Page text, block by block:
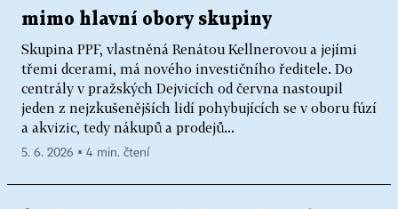
mimo hlavní obory skupiny
Skupina PPF, vlastněná Renátou Kellnerovou a jejími
třemi dcerami, má nového investičního ředitele. Do
centrály v pražských Dejvicích od června nastoupil
jeden z nejzkušenějších lidí pohybujících se v oboru fúzí
a akvizic, tedy nákupů a prodejů...
5. 6. 2026 ▪ 4 min. čtení